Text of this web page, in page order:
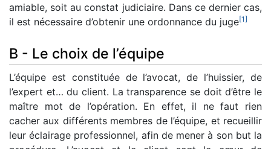
amiable, soit au constat judiciaire. Dans ce dernier cas,
il est nécessaire d’obtenir une ordonnance du juge[1]
B - Le choix de l’équipe
L’équipe est constituée de l’avocat, de l’huissier, de
l’expert et… du client. La transparence se doit d’être le
maître mot de l’opération. En effet, il ne faut rien
cacher aux différents membres de l’équipe, et recueillir
leur éclairage professionnel, afin de mener à son but la